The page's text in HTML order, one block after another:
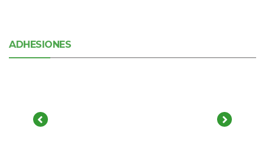
ADHESIONES